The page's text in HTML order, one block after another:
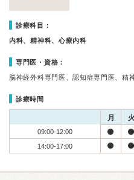
診療科目：
内科、精神科、心療内科
専門医・資格：
脳神経外科専門医、認知症専門医、精
診療時間
月 火
09:00-12:00
14:00-17:00